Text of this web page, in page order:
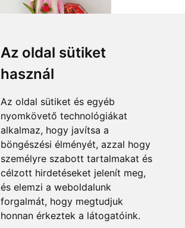
Az oldal sütiket
használ
Az oldal sütiket és egyéb
nyomkövető technológiákat
alkalmaz, hogy javítsa a
böngészési élményét, azzal hogy
személyre szabott tartalmakat és
célzott hirdetéseket jelenít meg,
és elemzi a weboldalunk
forgalmát, hogy megtudjuk
honnan érkeztek a látogatóink.
from HUF13,200
Accepted payment methods